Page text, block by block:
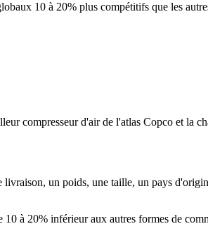
10 à 20% plus compétitifs que les
compresseur d'air de l'atlas Copco et la
livraison, un poids, une taille, un pays
à 20% inférieur aux autres formes de